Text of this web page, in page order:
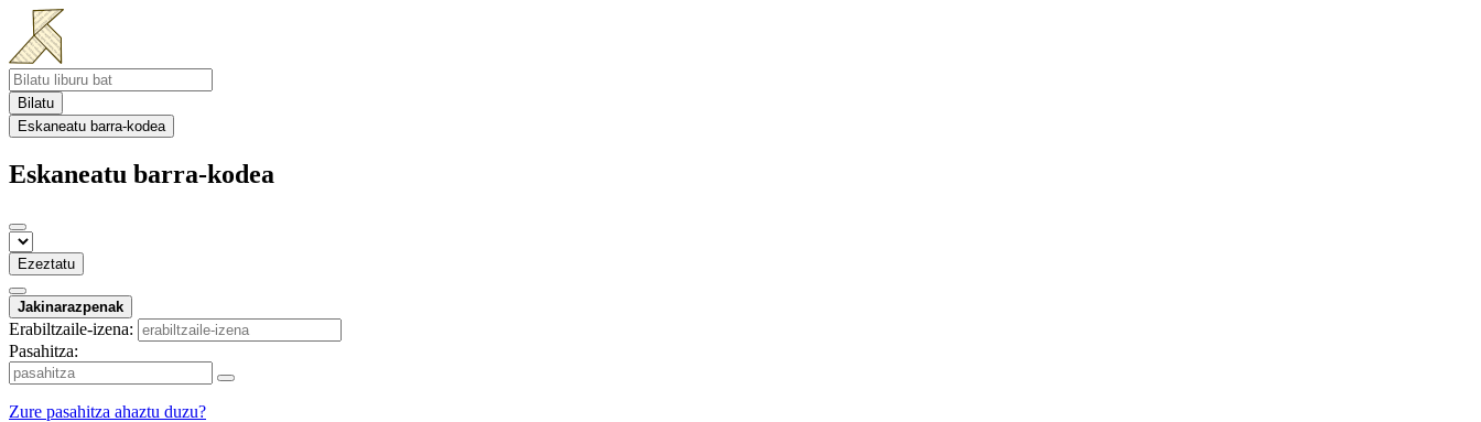
Bilatu
Eskaneatu barra-kodea
Eskaneatu barra-kodea
Ezeztatu
Jakinarazpenak
Erabiltzaile-izena:
Pasahitza:
Zure pasahitza ahaztu duzu?